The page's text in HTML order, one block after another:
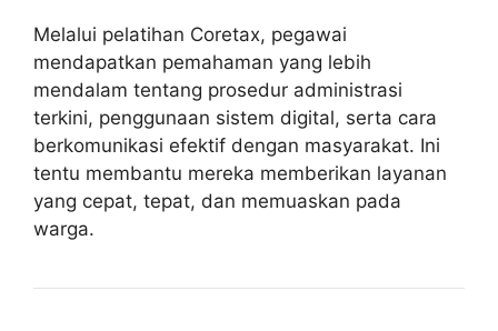
Melalui pelatihan Coretax, pegawai
mendapatkan pemahaman yang lebih
mendalam tentang prosedur administrasi
terkini, penggunaan sistem digital, serta cara
berkomunikasi efektif dengan masyarakat. Ini
tentu membantu mereka memberikan layanan
yang cepat, tepat, dan memuaskan pada
warga.